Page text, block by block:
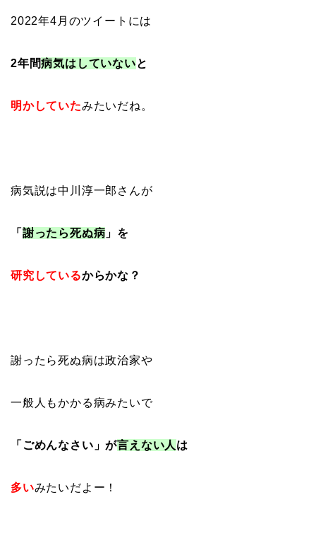
2022年4月のツイートには
2年間病気はしていないと
明かしていたみたいだね。
病気説は中川淳一郎さんが
「 謝ったら死ぬ病 」を
研究 しているからかな？
謝ったら死ぬ病は政治家や
一般人もかかる病みたいで
「ごめんなさい」が言えない人 は
多いみたいだよー！